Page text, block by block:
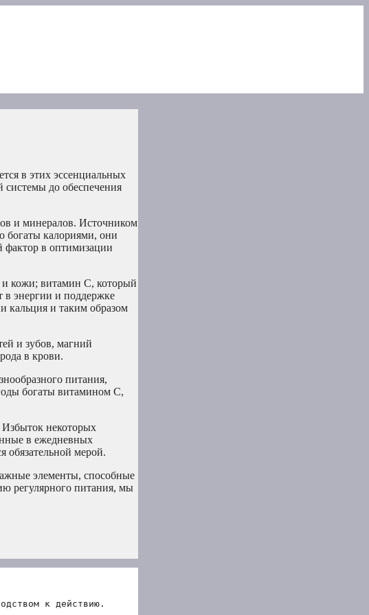
в этих эссенциальных
до обеспечения
и минералов. Источником
богаты калориями, они
в оптимизации
кожи; витамин C, который
в энергии и поддержке
кальция и таким образом
и зубов, магний
в крови.
питания,
богаты витамином C,
некоторых
в ежедневных
обязательной мерой.
элементы, способные
регулярного питания, мы
к действию.